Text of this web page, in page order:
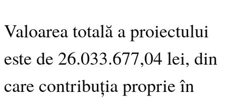
Valoarea totală a proiectului
este de 26.033.677,04 lei, din
care contribuția proprie în